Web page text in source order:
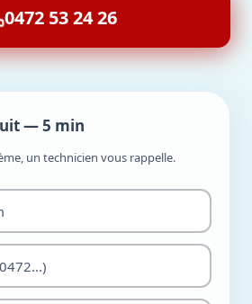
0472 53 24 26
— 5 min
un technicien vous rappelle.